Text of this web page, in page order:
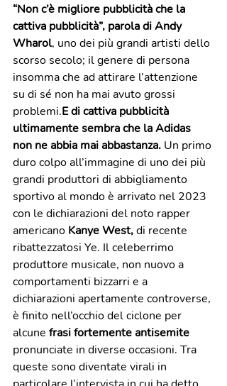
“Non c’è migliore pubblicità che la
cattiva pubblicità”, parola di Andy
Wharol, uno dei più grandi artisti dello
scorso secolo; il genere di persona
insomma che ad attirare l’attenzione
su di sé non ha mai avuto grossi
problemi.E di cattiva pubblicità
ultimamente sembra che la Adidas
non ne abbia mai abbastanza. Un primo
duro colpo all’immagine di uno dei più
grandi produttori di abbigliamento
sportivo al mondo è arrivato nel 2023
con le dichiarazioni del noto rapper
americano Kanye West, di recente
ribattezzatosi Ye. Il celeberrimo
produttore musicale, non nuovo a
comportamenti bizzarri e a
dichiarazioni apertamente controverse,
è finito nell’occhio del ciclone per
alcune frasi fortemente antisemite
pronunciate in diverse occasioni. Tra
queste sono diventate virali in